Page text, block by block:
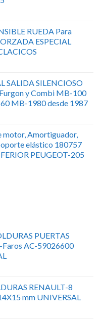
RUEDA Para
ESPECIAL
SALIDA SILENCIOSO
Furgon y Combi MB-100
MB-1980 desde 1987
motor, Amortiguador,
elástico 180757
PEUGEOT-205
PUERTAS
Faros AC-59026600
RENAULT-8
mm UNIVERSAL